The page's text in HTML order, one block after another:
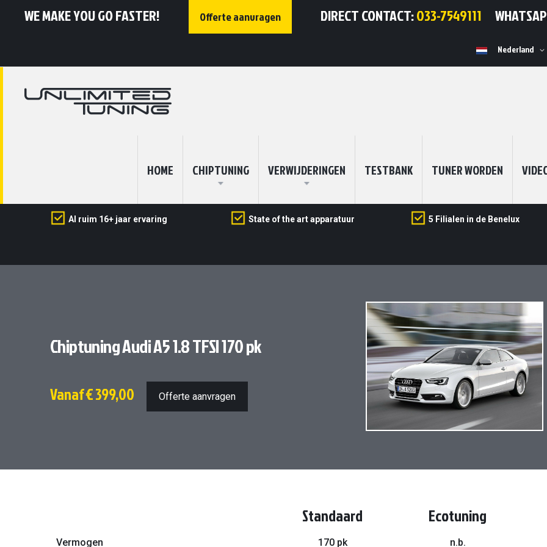
WE MAKE YOU GO FASTER! Offerte aanvragen DIRECT CONTACT:033-7549111
Selecteer
Nederland
HOME CHIPTUNING VERWIJDERINGEN TESTBANK TUNER WORDEN
Al ruim 16+ jaar ervaring State of the art apparatuur 5 Filialen in de Benelux
Chiptuning Audi A5 1.8 TFSI 170 pk
Vanaf€ 399,00 Offerte aanvragen
Ga
naar
het
einde
van
de
afbeeldingen-
gallerij
Standaard Ecotuning
Vermogen 170 pk n.b.